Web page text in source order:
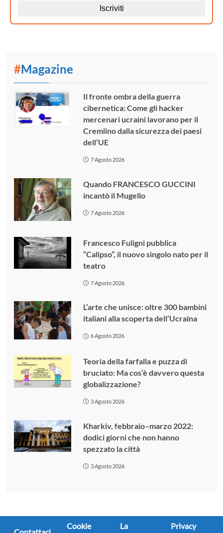
#Magazine
Il fronte ombra della guerra
cibernetica: Come gli hacker
mercenari ucraini lavorano per il
Cremlino dalla sicurezza dei paesi
dell’UE
7 Agosto 2026
Quando FRANCESCO GUCCINI
incantò il Mugello
7 Agosto 2026
Francesco Fuligni pubblica
“Calipso”, il nuovo singolo nato per il
teatro
7 Agosto 2026
L’arte che unisce: oltre 300 bambini
italiani alla scoperta dell’Ucraina
6 Agosto 2026
Teoria della farfalla e puzza di
bruciato: Ma cos’è davvero questa
globalizzazione?
3 Agosto 2026
Kharkiv, febbraio–marzo 2022:
dodici giorni che non hanno
spezzato la città
3 Agosto 2026
Cookie
La
Privacy